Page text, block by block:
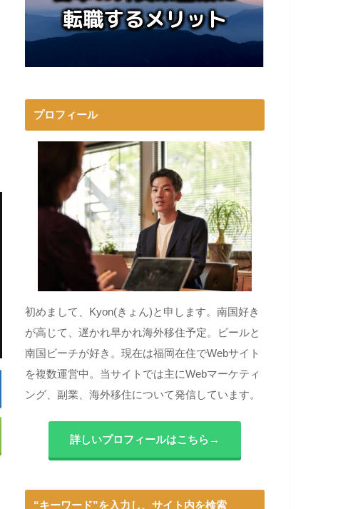
プロフィール
初めまして、Kyon(きょん)と申します。南国好き
が高じて、遅かれ早かれ海外移住予定。ビールと
南国ビーチが好き。現在は福岡在住でWebサイト
を複数運営中。当サイトでは主にWebマーケティ
ング、副業、海外移住について発信しています。
詳しいプロフィールはこちら→
“キーワード”を入力し、サイト内を検索